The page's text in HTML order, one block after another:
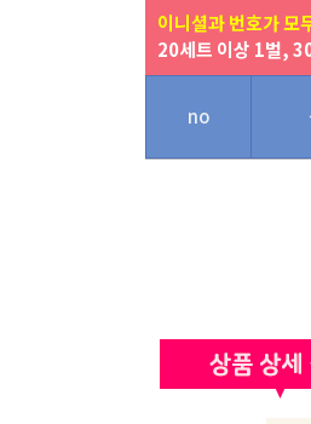
이니셜과 번호가 모
20세트 이상 1벌,
no